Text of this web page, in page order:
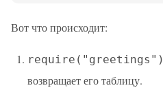
Вот что происходит:
require("greetings")
возвращает его таблицу.